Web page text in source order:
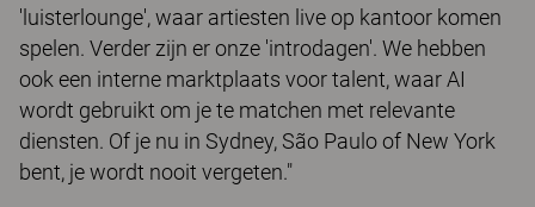
'luisterlounge', waar artiesten live op kantoor komen
spelen. Verder zijn er onze 'introdagen'. We hebben
ook een interne marktplaats voor talent, waar AI
wordt gebruikt om je te matchen met relevante
diensten. Of je nu in Sydney, São Paulo of New York
bent, je wordt nooit vergeten."